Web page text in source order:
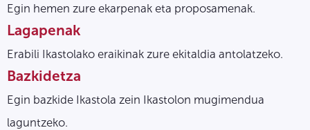
Egin hemen zure ekarpenak eta proposamenak.
Lagapenak
Erabili Ikastolako eraikinak zure ekitaldia antolatzeko.
Bazkidetza
Egin bazkide Ikastola zein Ikastolon mugimendua
laguntzeko.